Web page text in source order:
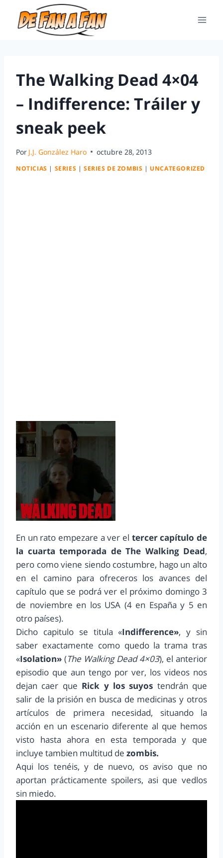
The Walking Dead 4×04
– Indifference: Tráiler y
sneak peek
Por J.J. González Haro octubre 28, 2013
NOTICIAS | SERIES | SERIES DE ZOMBIS | UNCATEGORIZED
En un rato empezare a ver el tercer capítulo de
la cuarta temporada de The Walking Dead,
pero como viene siendo costumbre, hago un alto
en el camino para ofreceros los avances del
capítulo que se podrá ver el próximo domingo 3
de noviembre en los USA (4 en España y 5 en
otro países).
Dicho capitulo se titula «Indifference», y sin
saber exactamente como quedo la trama tras
«Isolation» (The Walking Dead 4×03), el anterior
episodio que aun tengo por ver, los videos nos
dejan caer que Rick y los suyos tendrán que
salir de la prisión en busca de medicinas y otros
artículos de primera necesidad, situando la
acción en un escenario diferente al que hemos
visto hasta ahora en esta temporada y que
incluye tambien multitud de zombis.
Aqui los tenéis, y de nuevo, os aviso que no
aportan prácticamente spoilers, asi que vedlos
sin miedo.